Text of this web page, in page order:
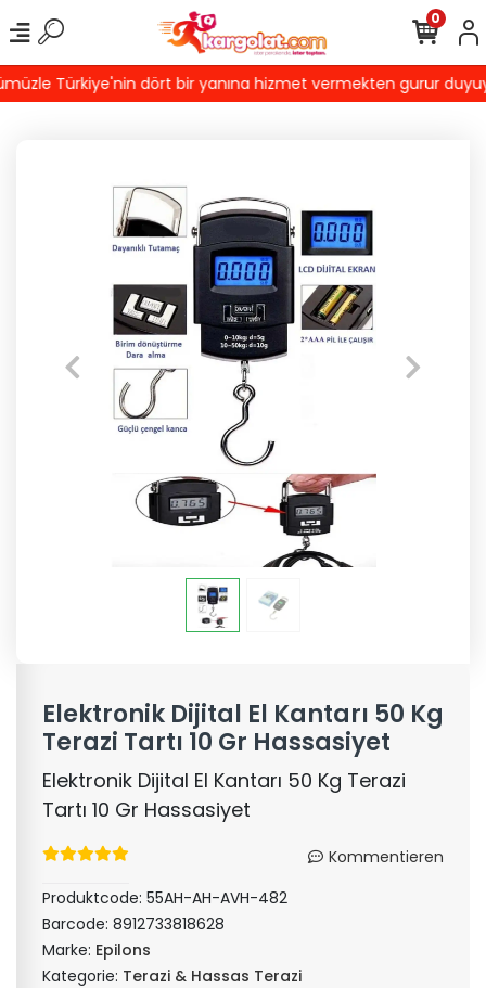
Türkiye'nin dört bir yanına hizmet vermekten gurur
0
Elektronik Dijital El Kantarı 50 Kg
Terazi Tartı 10 Gr Hassasiyet
Elektronik Dijital El Kantarı 50 Kg Terazi
Tartı 10 Gr Hassasiyet
Kommentieren
Produktcode: 55AH-AH-AVH-482
Barcode: 8912733818628
Marke: Epilons
Kategorie: Terazi & Hassas Terazi